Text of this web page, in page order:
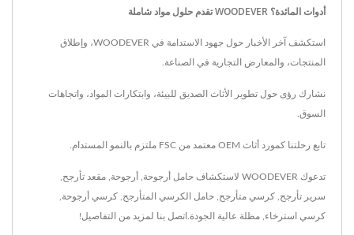
أدوات المائدة؟ WOODEVER تقدم حلول مواد شاملة
استكشف آخر الأخبار حول جهود الاستدامة في WOODEVER، وإطلاق
المنتجات، والمعارض التجارية في الصناعة.
نشارك رؤى حول تطوير الأثاث الصديق للبيئة، وابتكارات المواد، واتجاهات
السوق.
تابع رحلتنا كمورد أثاث OEM معتمد من FSC ملتزم بالنمو المستدام.
تدعوك WOODEVER لاستكشاف حامل أرجوحة, أرجوحة, مقعد تأرجح,
سرير تأرجح, كرسي متأرجح, حامل الكرسي المتأرجح, كرسي أرجوحة,
كرسي استرخاء, مظلة عالية الجودة. اتصل بنا لمزيد من التفاصيل!